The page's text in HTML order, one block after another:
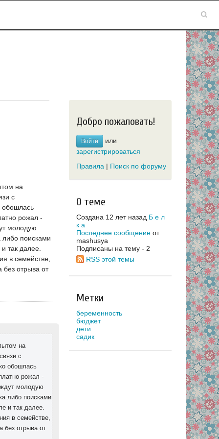
на
с
обошлась
рожал -
молодую
поисками
так далее.
в семействе,
без отрыва от
на
с
обошлась
рожал -
молодую
либо поисками
и так далее.
в семействе,
без отрыва от
Добро пожаловать!
Войти
или
зарегистрироваться
Правила | Поиск по форуму
О теме
Создана 12 лет назад Б е л
к а
Последнее сообщение от
mashusya
Подписаны на тему - 2
RSS этой темы
Метки
беременность
бюджет
дети
садик